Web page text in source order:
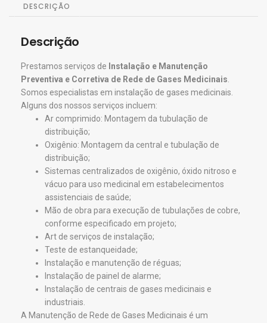
DESCRIÇÃO
Descrição
Prestamos serviços de Instalação e Manutenção
Preventiva e Corretiva de Rede de Gases Medicinais
Somos especialistas em instalação de gases medicinais.
Alguns dos nossos serviços incluem:
Ar comprimido: Montagem da tubulação de
distribuição;
Oxigênio: Montagem da central e tubulação de
distribuição;
Sistemas centralizados de oxigênio, óxido nitroso e
vácuo para uso medicinal em estabelecimentos
assistenciais de saúde;
Mão de obra para execução de tubulações de cobre,
conforme especificado em projeto;
Art de serviços de instalação;
Teste de estanqueidade;
Instalação e manutenção de réguas;
Instalação de painel de alarme;
Instalação de centrais de gases medicinais e
industriais.
A Manutenção de Rede de Gases Medicinais é um